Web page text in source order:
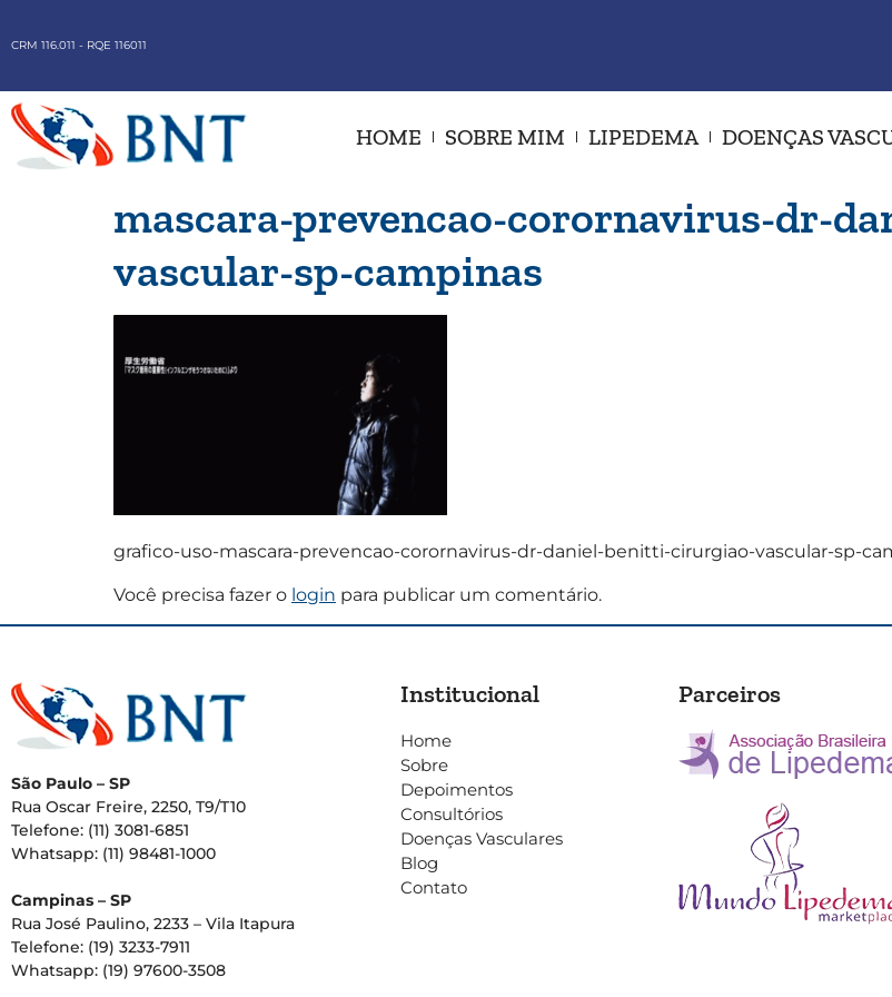
CRM 116.011 - RQE 116011
HOME SOBRE MIM LIPEDEMA DOENÇAS
mascara-prevencao-corornavirus-dr-
vascular-sp-campinas
grafico-uso-mascara-prevencao-corornavirus-dr-daniel-benitti-cirurgiao-vascular-sp-
Você precisa fazer o login para publicar um comentário.
São Paulo – SP
Rua Oscar Freire, 2250, T9/T10
Telefone: (11) 3081-6851
Whatsapp: (11) 98481-1000
Campinas – SP
Rua José Paulino, 2233 – Vila Itapura
Telefone: (19) 3233-7911
Whatsapp: (19) 97600-3508
Institucional
Home
Sobre
Depoimentos
Consultórios
Doenças Vasculares
Blog
Contato
Parceiros